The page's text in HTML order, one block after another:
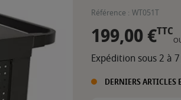
Référence : WT051T
199,00 €TTC
Expédition sous 2 à
DERNIERS ARTICLES